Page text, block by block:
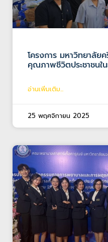
โครงการ มหาวิทยาลัย
คุณภาพชีวิตประชาชนใ
อ่านเพิ่มเติม...
25 พฤศจิกายน 2025